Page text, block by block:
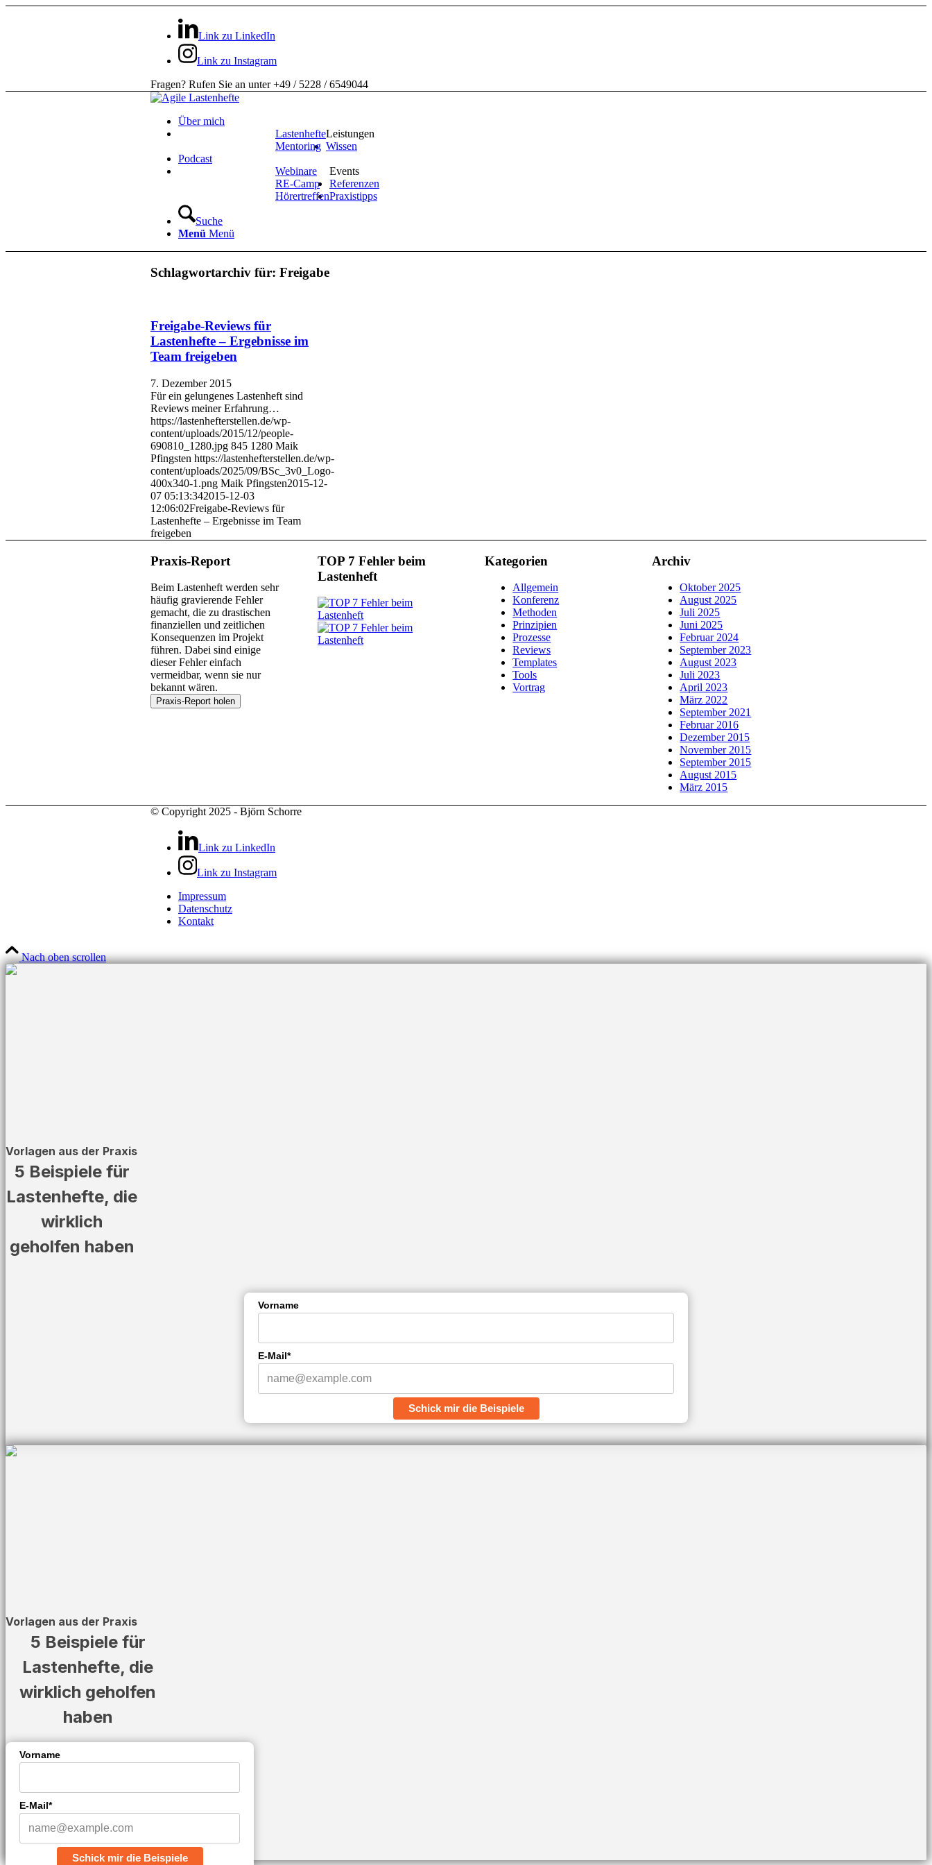
Link zu LinkedIn
Link zu Instagram
Fragen? Rufen Sie an unter +49 / 5228 / 6549044
Über mich
Leistungen
Lastenhefte
Mentoring Wissen
Podcast
Events
Webinare
RE-Camp
Hörertreffen
Referenzen
Praxistipps
Suche
Menü Menü
Schlagwortarchiv für: Freigabe
Freigabe-Reviews für
Lastenhefte – Ergebnisse im
Team freigeben
7. Dezember 2015
Für ein gelungenes Lastenheft sind
Reviews meiner Erfahrung…
https://lastenhefterstellen.de/wp-
content/uploads/2015/12/people-
690810_1280.jpg 845 1280 Maik
Pfingsten https://lastenhefterstellen.de/wp-
content/uploads/2025/09/BSc_3v0_Logo-
400x340-1.png Maik Pfingsten2015-12-
07 05:13:342015-12-03
12:06:02Freigabe-Reviews für
Lastenhefte – Ergebnisse im Team
freigeben
Praxis-Report
Beim Lastenheft werden sehr
häufig gravierende Fehler
gemacht, die zu drastischen
finanziellen und zeitlichen
Konsequenzen im Projekt
führen. Dabei sind einige
dieser Fehler einfach
vermeidbar, wenn sie nur
bekannt wären.
TOP 7 Fehler beim
Lastenheft
Kategorien
Allgemein
Konferenz
Methoden
Prinzipien
Prozesse
Reviews
Templates
Tools
Vortrag
Archiv
Oktober 2025
August 2025
Juli 2025
Juni 2025
Februar 2024
September 2023
August 2023
Juli 2023
April 2023
März 2022
September 2021
Februar 2016
Dezember 2015
November 2015
September 2015
August 2015
März 2015
© Copyright 2025 - Björn Schorre
Link zu LinkedIn
Link zu Instagram
Impressum
Datenschutz
Kontakt
Nach oben scrollen
Vorlagen aus der Praxis
5 Beispiele für
Lastenhefte, die
wirklich
geholfen haben
Vorname
E-Mail*
Schick mir die Beispiele
Vorlagen aus der Praxis
5 Beispiele für
Lastenhefte, die
wirklich geholfen
haben
Vorname
E-Mail*
Schick mir die Beispiele